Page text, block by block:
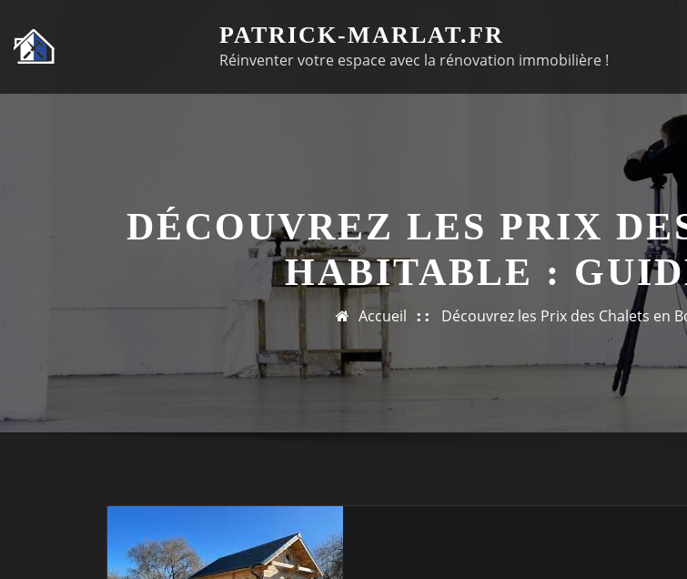
au
contenu
PATRICK-MARLAT.FR
Réinventer votre espace avec la rénovation immobilière !
DÉCOUVREZ LES PRIX
HABITABLE :
Accueil Découvrez les Prix des Chalets en